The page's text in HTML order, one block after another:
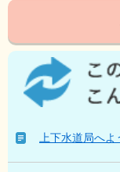
こ
を
見
上下水道局へよ